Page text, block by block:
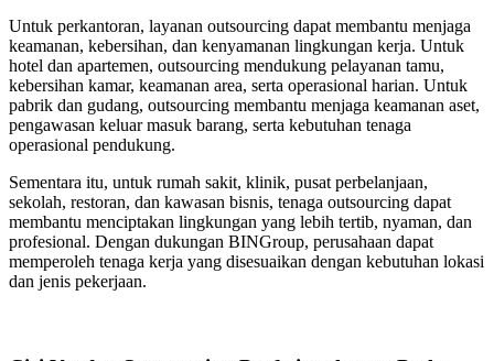
Untuk perkantoran, layanan outsourcing dapat membantu menjaga
keamanan, kebersihan, dan kenyamanan lingkungan kerja. Untuk
hotel dan apartemen, outsourcing mendukung pelayanan tamu,
kebersihan kamar, keamanan area, serta operasional harian. Untuk
pabrik dan gudang, outsourcing membantu menjaga keamanan aset,
pengawasan keluar masuk barang, serta kebutuhan tenaga
operasional pendukung.
Sementara itu, untuk rumah sakit, klinik, pusat perbelanjaan,
sekolah, restoran, dan kawasan bisnis, tenaga outsourcing dapat
membantu menciptakan lingkungan yang lebih tertib, nyaman, dan
profesional. Dengan dukungan BINGroup, perusahaan dapat
memperoleh tenaga kerja yang disesuaikan dengan kebutuhan lokasi
dan jenis pekerjaan.